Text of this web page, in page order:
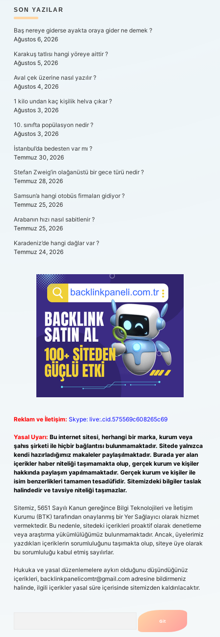
SIDEBAR
SON YAZILAR
Baş nereye giderse ayakta oraya gider ne demek ?
Ağustos 6, 2026
Karakuş tatlısı hangi yöreye aittir ?
Ağustos 5, 2026
Aval çek üzerine nasıl yazılır ?
Ağustos 4, 2026
1 kilo undan kaç kişilik helva çıkar ?
Ağustos 3, 2026
10. sınıfta popülasyon nedir ?
Ağustos 3, 2026
İstanbul’da bedesten var mı ?
Temmuz 30, 2026
Stefan Zweig’in olağanüstü bir gece türü nedir ?
Temmuz 28, 2026
Samsun’a hangi otobüs firmaları gidiyor ?
Temmuz 25, 2026
Arabanın hızı nasıl sabitlenir ?
Temmuz 25, 2026
Karadeniz’de hangi dağlar var ?
Temmuz 24, 2026
Reklam ve İletişim: Skype: live:.cid.575569c608265c69
Yasal Uyarı: Bu internet sitesi, herhangi bir marka, kurum veya
şahıs şirketi ile hiçbir bağlantısı bulunmamaktadır. Sitede yalnızca
kendi hazırladığımız makaleler paylaşılmaktadır. Burada yer alan
içerikler haber niteliği taşımamakta olup, gerçek kurum ve kişiler
hakkında paylaşım yapılmamaktadır. Gerçek kurum ve kişiler ile
isim benzerlikleri tamamen tesadüfidir. Sitemizdeki bilgiler taslak
halindedir ve tavsiye niteliği taşımazlar.
Sitemiz, 5651 Sayılı Kanun gereğince Bilgi Teknolojileri ve İletişim
Kurumu (BTK) tarafından onaylanmış bir Yer Sağlayıcı olarak hizmet
vermektedir. Bu nedenle, sitedeki içerikleri proaktif olarak denetleme
veya araştırma yükümlülüğümüz bulunmamaktadır. Ancak, üyelerimiz
yazdıkları içeriklerin sorumluluğunu taşımakta olup, siteye üye olarak
bu sorumluluğu kabul etmiş sayılırlar.
Hukuka ve yasal düzenlemelere aykırı olduğunu düşündüğünüz
içerikleri, backlinkpanelicomtr@gmail.com adresine bildirmeniz
halinde, ilgili içerikler yasal süre içerisinde sitemizden kaldırılacaktır.